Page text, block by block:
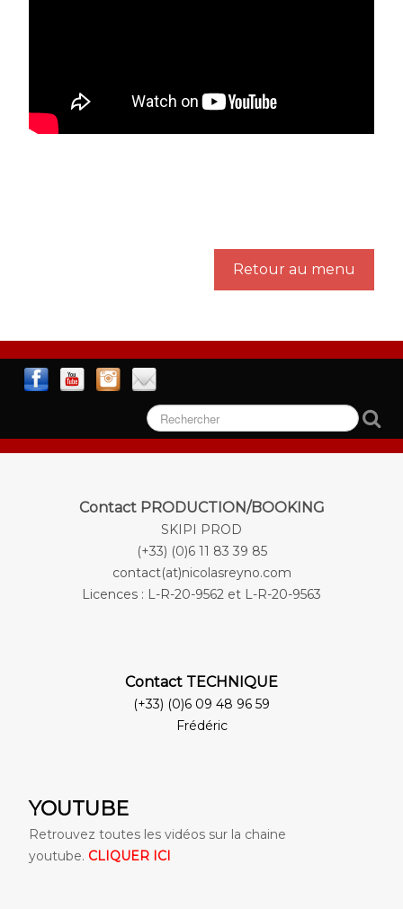
Retour au menu
Contact PRODUCTION/BOOKING
SKIPI PROD
(+33) (0)6 11 83 39 85
contact(at)nicolasreyno.com
Licences : L-R-20-9562 et L-R-20-9563
Contact TECHNIQUE
(+33) (0)6 09 48 96 59
Frédéric
YOUTUBE
Retrouvez toutes les vidéos sur la chaine
youtube. CLIQUER ICI